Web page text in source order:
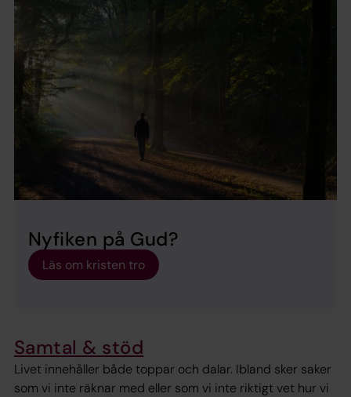
Nyfiken på Gud?
Läs om kristen tro
Samtal & stöd
Livet innehåller både toppar och dalar. Ibland sker saker
som vi inte räknar med eller som vi inte riktigt vet hur vi